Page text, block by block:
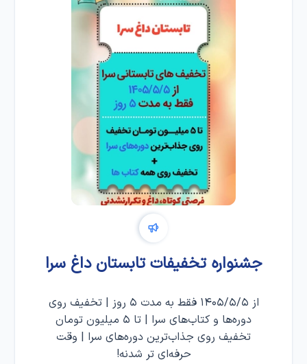
جشنواره تخفیفات تابستان داغ سرا
از ۱۴۰۵/۵/۵ فقط به مدت ۵ روز | تخفیف روی
دوره‌ها و کتاب‌های سرا | تا ۵ میلیون تومان
تخفیف روی جذاب‌ترین دوره‌های سرا | وقت
حرفه‌ای تر شدنه!